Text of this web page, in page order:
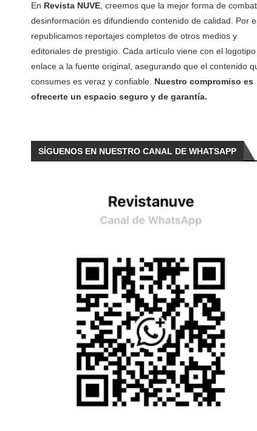
En Revista NUVE, creemos que la mejor forma de
desinformación es difundiendo contenido de calidad. Por
republicamos reportajes completos de otros medios y
editoriales de prestigio. Cada artículo viene con el
enlace a la fuente original, asegurando que el contenido
consumes es veraz y confiable. Nuestro compromiso es
ofrecerte un espacio seguro y de garantía.
SÍGUENOS EN NUESTRO CANAL DE WHATSAPP